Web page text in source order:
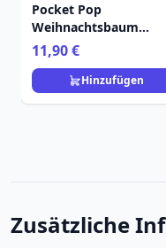
Pocket Pop
Weihnachtsbaum
Tigger - Disney Winnie
Puuh
11,90 €
Hinzufügen
Zusätzliche